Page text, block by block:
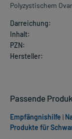
Polyzystischem
Darreichung:
Inhalt:
PZN:
Hersteller:
Passende
Empfängnishilfe |
Produkte für